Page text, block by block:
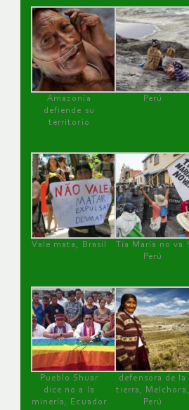
Amazonía
defiende su
territorio
Perú
Vale mata, Brasil
Tía María no va !
Perú
Pueblo Shuar
dice no a la
minería, Ecuador
defensora de la
tierra, Melchora,
Perú